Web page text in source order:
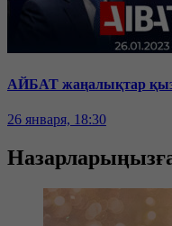
АЙБАТ жаңалықтар
26 января, 18:30